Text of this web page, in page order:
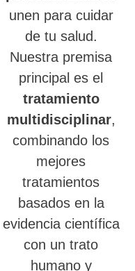
unen para cuidar
de tu salud.
Nuestra premisa
principal es el
tratamiento
multidisciplinar,
combinando los
mejores
tratamientos
basados en la
evidencia científica
con un trato
humano y